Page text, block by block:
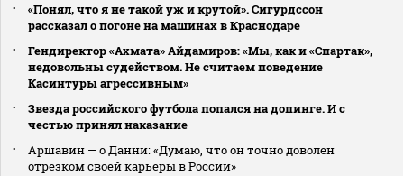
«Понял, что я не такой уж и крутой». Сигурдссон
рассказал о погоне на машинах в Краснодаре
Гендиректор «Ахмата» Айдамиров: «Мы, как и «Спартак»,
недовольны судейством. Не считаем поведение
Касинтуры агрессивным»
Звезда российского футбола попался на допинге. И с
честью принял наказание
Аршавин — о Данни: «Думаю, что он точно доволен
отрезком своей карьеры в России»